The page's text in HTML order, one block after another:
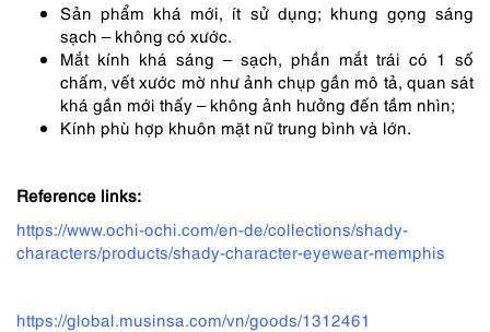
Sản phẩm khá mới, ít sử dụng; khung gọng sáng
sạch – không có xước.
Mắt kính khá sáng – sạch, phần mắt trái có 1 số
chấm, vết xước mờ như ảnh chụp gần mô tả, quan sát
khá gần mới thấy – không ảnh hưởng đến tầm nhìn;
Kính phù hợp khuôn mặt nữ trung bình và lớn.
Reference links:
https://www.ochi-ochi.com/en-de/collections/shady-
characters/products/shady-character-eyewear-memphis
https://global.musinsa.com/vn/goods/1312461